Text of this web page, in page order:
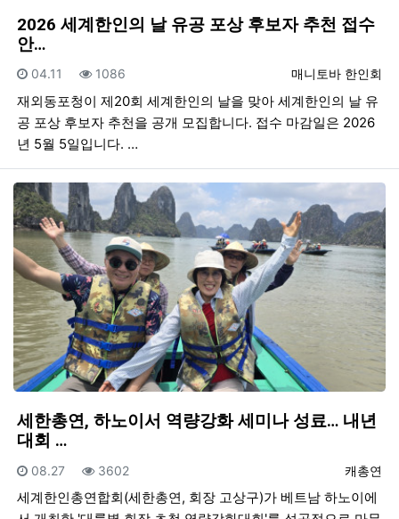
2026 세계한인의 날 유공 포상 후보자 추천 접수
안…
등록자
매니토바 한인회
등록일
04.11 조회
1086
재외동포청이 제20회 세계한인의 날을 맞아 세계한인의 날 유
공 포상 후보자 추천을 공개 모집합니다. 접수 마감일은 2026
년 5월 5일입니다. …
세한총연, 하노이서 역량강화 세미나 성료… 내년
대회 …
등록자
캐총연
등록일
08.27 조회
3602
세계한인총연합회(세한총연, 회장 고상구)가 베트남 하노이에